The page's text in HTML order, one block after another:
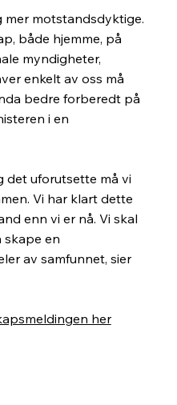
mer motstandsdyktige.
både hjemme, på
myndigheter,
enkelt av oss må
bedre forberedt på
i en
det uforutsette må vi
Vi har klart dette
enn vi er nå. Vi skal
skape en
av samfunnet, sier
her